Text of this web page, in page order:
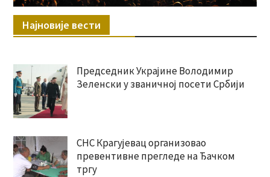
Најновије вести
Председник Украјине Володимир
Зеленски у званичној посети Србији
СНС Крагујевац организовао
превентивне прегледе на Ђачком
тргу